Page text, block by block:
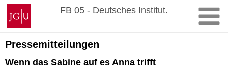
Zum
Inhalt
springen
Johannes
Gutenberg-
Universität
Mainz
FB 05 - Deutsches Institut.
Pressemitteilungen
Wenn das Sabine auf es Anna trifft